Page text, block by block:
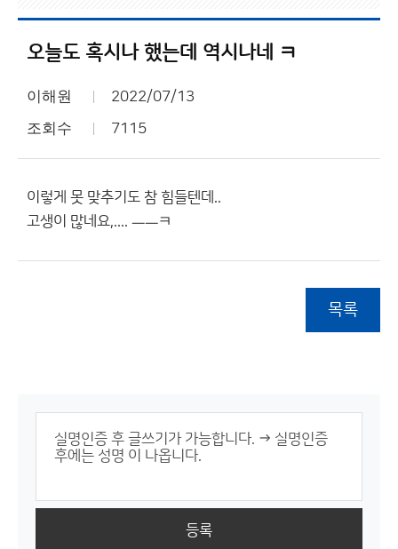
오늘도 혹시나 했는데 역시나네 ㅋ
이해원 2022/07/13
조회수 7115
이렇게 못 맞추기도 참 힘들텐데..
고생이 많네요,.... ㅡㅡㅋ
목록
등록